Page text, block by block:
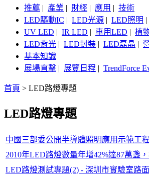
推薦 | 產業 | 財經 | 應用 | 技術
LED驅動IC | LED光源 | LED照明 |
UV LED | IR LED | 車用LED | 植
LED背光 | LED封裝 | LED磊晶 |
基本知識
展場直擊 | 展覽日程 | TrendForce
首頁 > LED路燈專題
LED路燈專題
中國三部委公開半導體照明應用示範工
2010年LED路燈數量年增42%達87萬盞
LED路燈測試專題(2) - 深圳市實驗室路